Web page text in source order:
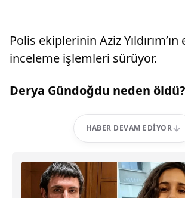
Polis ekiplerinin Aziz
inceleme işlemleri sürüyor.
Derya Gündoğdu neden öldü?
HABER DEVAM EDIYOR